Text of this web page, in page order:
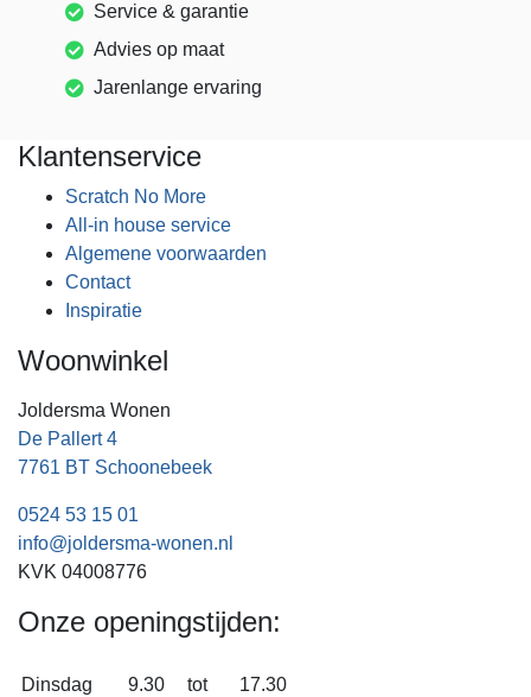
Service & garantie
Advies op maat
Jarenlange ervaring
Klantenservice
Scratch No More
All-in house service
Algemene voorwaarden
Contact
Inspiratie
Woonwinkel
Joldersma Wonen
De Pallert 4
7761 BT Schoonebeek
0524 53 15 01
info@joldersma-wonen.nl
KVK 04008776
Onze openingstijden:
Dinsdag 9.30 tot 17.30